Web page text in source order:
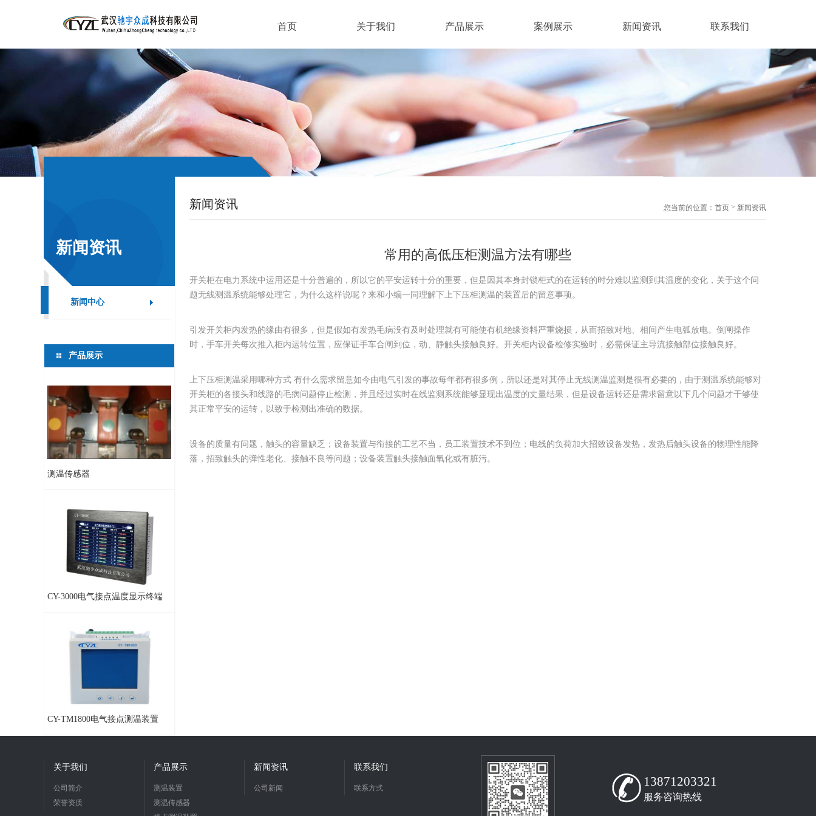
首页 关于我们 产品展示 案例展示 新闻资讯 联系我们
新闻资讯
新闻中心
产品展示
测温传感器
CY-3000电气接点温度显示终端
CY-TM1800电气接点测温装置
新闻资讯 您当前的位置： 首页 > 新闻资讯
常用的高低压柜测温方法有哪些
开关柜在电力系统中运用还是十分普遍的，所以它的平安运转十分的重要，但是因其本身封锁柜式的在运转的时分难以监测到其温度的变化，关于这个问
题无线测温系统能够处理它，为什么这样说呢？来和小编一同理解下上下压柜测温的装置后的留意事项。
引发开关柜内发热的缘由有很多，但是假如有发热毛病没有及时处理就有可能使有机绝缘资料严重烧损，从而招致对地、相间产生电弧放电。倒闸操作
时，手车开关每次推入柜内运转位置，应保证手车合闸到位，动、静触头接触良好。开关柜内设备检修实验时，必需保证主导流接触部位接触良好。
上下压柜测温采用哪种方式 有什么需求留意如今由电气引发的事故每年都有很多例，所以还是对其停止无线测温监测是很有必要的，由于测温系统能够对
开关柜的各接头和线路的毛病问题停止检测，并且经过实时在线监测系统能够显现出温度的丈量结果，但是设备运转还是需求留意以下几个问题才干够使
其正常平安的运转，以致于检测出准确的数据。
设备的质量有问题，触头的容量缺乏；设备装置与衔接的工艺不当，员工装置技术不到位；电线的负荷加大招致设备发热，发热后触头设备的物理性能降
落，招致触头的弹性老化、接触不良等问题；设备装置触头接触面氧化或有脏污。
关于我们
公司简介
荣誉资质
产品展示
测温装置
测温传感器
新闻资讯
公司新闻
联系我们
联系方式 13871203321
服务咨询热线